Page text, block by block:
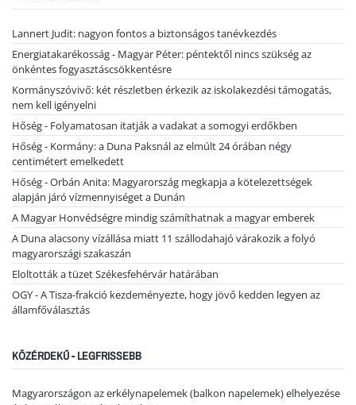
Lannert Judit: nagyon fontos a biztonságos tanévkezdés
Energiatakarékosság - Magyar Péter: péntektől nincs szükség az
önkéntes fogyasztáscsökkentésre
Kormányszóvivő: két részletben érkezik az iskolakezdési támogatás,
nem kell igényelni
Hőség - Folyamatosan itatják a vadakat a somogyi erdőkben
Hőség - Kormány: a Duna Paksnál az elmúlt 24 órában négy
centimétert emelkedett
Hőség - Orbán Anita: Magyarország megkapja a kötelezettségek
alapján járó vízmennyiséget a Dunán
A Magyar Honvédségre mindig számíthatnak a magyar emberek
A Duna alacsony vízállása miatt 11 szállodahajó várakozik a folyó
magyarországi szakaszán
Eloltották a tüzet Székesfehérvár határában
OGY - A Tisza-frakció kezdeményezte, hogy jövő kedden legyen az
államfőválasztás
KÖZÉRDEKŰ - LEGFRISSEBB
Magyarországon az erkélynapelemek (balkon napelemek) elhelyezése